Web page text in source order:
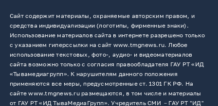
Сайт содержит материалы, охраняемые авторским правом, и
средства индивидуализации (логотипы, фирменные знаки).
Использование материалов сайта в интернете разрешено только
с указанием гиперссылки на сайт www.tmgnews.ru. Любое
использование текстовых, фото-, аудио- и видеоматериалов
сайта возможно только с согласия правообладателя ГАУ РТ «ИД
«Тывамедиагрупп». К нарушителям данного положения
применяются все меры, предусмотренные ст. 1301 ГК РФ. На
сайте www.tmgnews.ru размещаются, в том числе и материалы
от ГАУ РТ «ИД ТываМедиаГрупп». Учредитель СМИ －ГАУ РТ "ИД"